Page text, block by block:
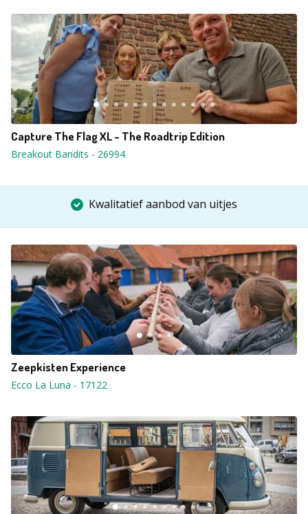
Capture The Flag XL - The Roadtrip Edition
Breakout Bandits - 26994
Kwalitatief aanbod van uitjes
Zeepkisten Experience
Ecco La Luna - 17122